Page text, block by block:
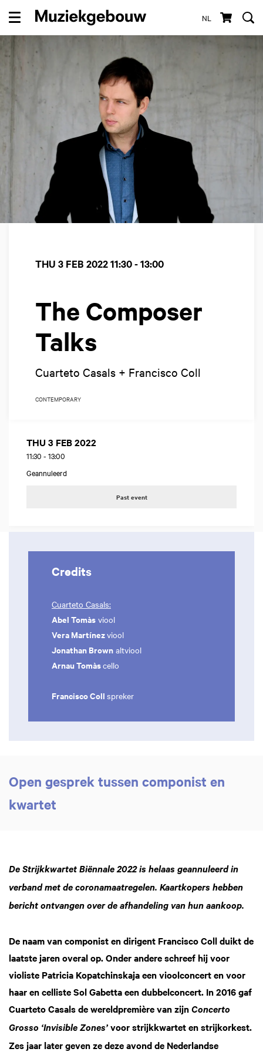
NL
Menu
The Composer
Talks
Cuarteto Casals + Francisco Coll
THU 3 FEB 202211:30 - 13:00
CONTEMPORARY
THU 3 FEB 2022
11:30 - 13:00
Geannuleerd
Past event
Credits
Cuarteto Casals:
Abel Tomàs viool
Vera Martínezviool
Jonathan Brown altviool
Arnau Tomàscello
Francisco Coll spreker
Open gesprek tussen componist en
kwartet
De Strijkkwartet Biënnale 2022 is helaas geannuleerd in
verband met de coronamaatregelen. Kaartkopers hebben
bericht ontvangen over de afhandeling van hun aankoop.
De naam van componist en dirigent Francisco Coll duikt de
laatste jaren overal op. Onder andere schreef hij voor
violiste Patricia Kopatchinskaja een vioolconcert en voor
haar en celliste Sol Gabetta een dubbelconcert. In 2016 gaf
Cuarteto Casals de wereldpremière van zijn Concerto
Grosso ‘Invisible Zones’voor strijkkwartet en strijkorkest.
Zes jaar later geven ze deze avond de Nederlandse
in